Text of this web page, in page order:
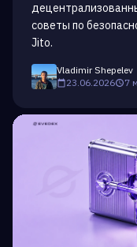
советы по
Jito.
Vladimir Shepelev
23.06.2026
7